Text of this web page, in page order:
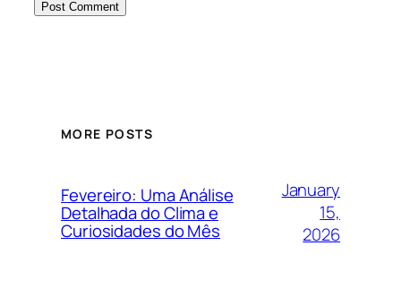
MORE POSTS
Fevereiro: Uma Análise
Detalhada do Clima e
Curiosidades do Mês
January
15,
2026